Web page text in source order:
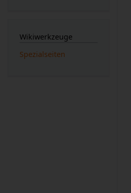
Wikiwerkzeuge
Spezialseiten